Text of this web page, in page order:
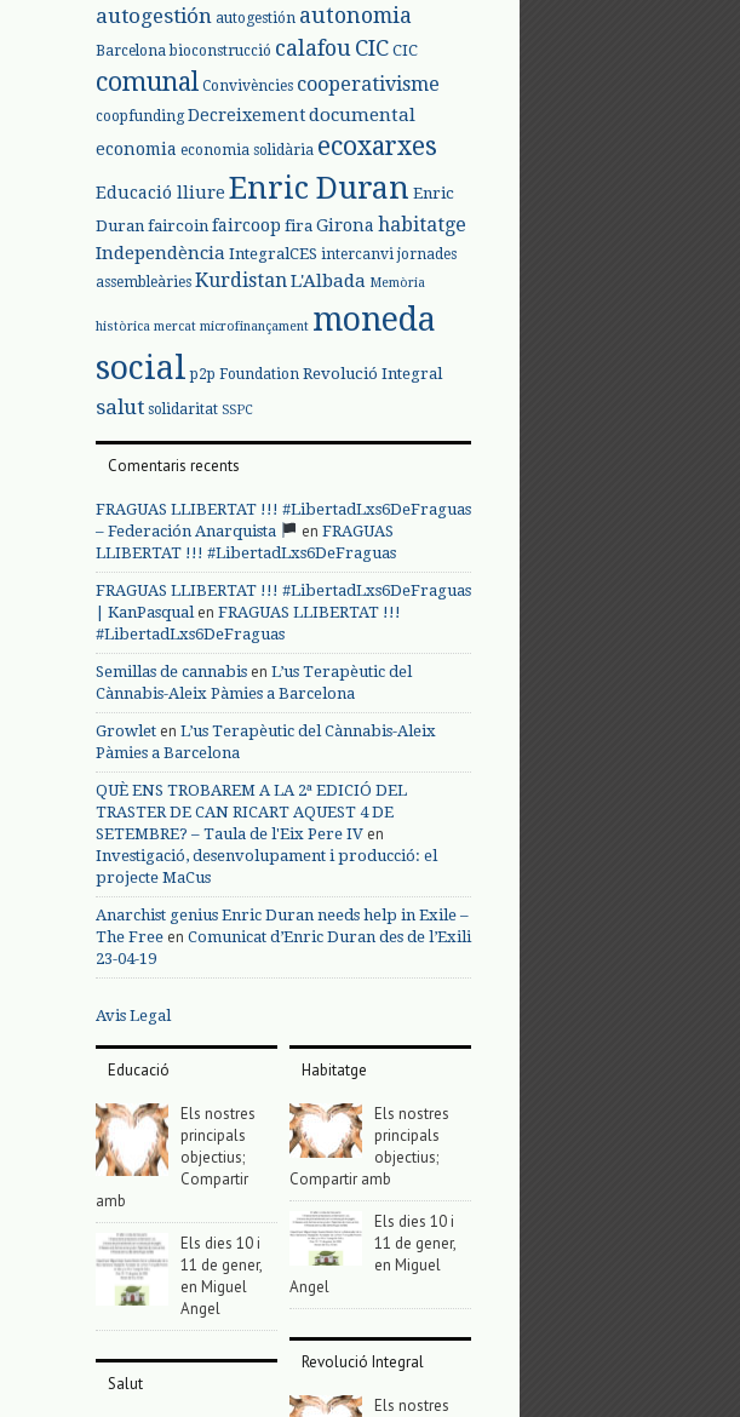
autogestión autogestión autonomia
Barcelona bioconstrucció calafou CIC CIC
comunal Convivències cooperativisme
coopfunding Decreixementdocumental
economia economia solidària ecoxarxes
Educació lliure Enric Duran Enric
Duran faircoin faircoop fira Girona habitatge
Independència IntegralCES intercanvi jornades
assembleàries Kurdistan L'Albada Memòria
històrica mercat microfinançament moneda
social p2p Foundation Revolució Integral
salut solidaritat SSPC
Comentaris recents
FRAGUAS LLIBERTAT !!! #LibertadLxs6DeFraguas
– Federación Anarquista
en FRAGUAS
LLIBERTAT !!! #LibertadLxs6DeFraguas
FRAGUAS LLIBERTAT !!! #LibertadLxs6DeFraguas
| KanPasqualen FRAGUAS LLIBERTAT !!!
#LibertadLxs6DeFraguas
Semillas de cannabis en L’us Terapèutic del
Cànnabis-Aleix Pàmies a Barcelona
Growlet en L’us Terapèutic del Cànnabis-Aleix
Pàmies a Barcelona
QUÈ ENS TROBAREM A LA 2ª EDICIÓ DEL
TRASTER DE CAN RICART AQUEST 4 DE
SETEMBRE? – Taula de l'Eix Pere IV en
Investigació, desenvolupament i producció: el
projecte MaCus
Anarchist genius Enric Duran needs help in Exile –
The Free en Comunicat d’Enric Duran des de l’Exili
23-04-19
Avis Legal
Educació
Els nostres
principals
objectius;
Compartir
amb
Els dies 10 i
11 de gener,
en Miguel
Angel
Salut
Habitatge
Els nostres
principals
objectius;
Compartir amb
Els dies 10 i
11 de gener,
en Miguel
Angel
Revolució Integral
Els nostres